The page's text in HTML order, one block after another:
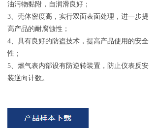
油污物黏附，自润滑良好；
3、壳体密度高，实行双面表面处理，进一步提
高产品的耐腐蚀性；
4、具有良好的防盗技术，提高产品使用的安全
性；
5、燃气表内部设有防逆转装置，防止仪表反安
装逆向计数。